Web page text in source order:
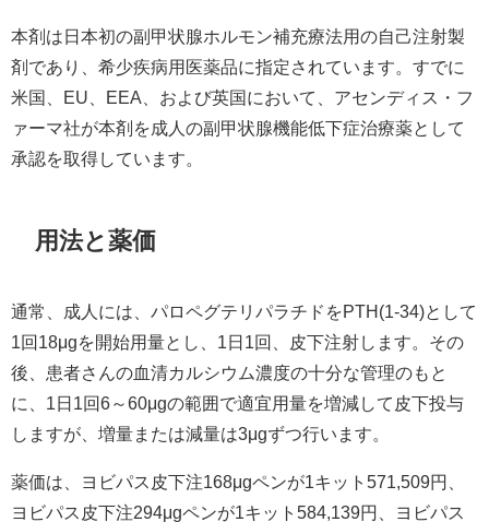
本剤は日本初の副甲状腺ホルモン補充療法用の自己注射製
剤であり、希少疾病用医薬品に指定されています。すでに
米国、EU、EEA、および英国において、アセンディス・フ
ァーマ社が本剤を成人の副甲状腺機能低下症治療薬として
承認を取得しています。
用法と薬価
通常、成人には、パロペグテリパラチドをPTH(1-34)として
1回18μgを開始用量とし、1日1回、皮下注射します。その
後、患者さんの血清カルシウム濃度の十分な管理のもと
に、1日1回6～60μgの範囲で適宜用量を増減して皮下投与
しますが、増量または減量は3μgずつ行います。
薬価は、ヨビパス皮下注168μgペンが1キット571,509円、
ヨビパス皮下注294μgペンが1キット584,139円、ヨビパス